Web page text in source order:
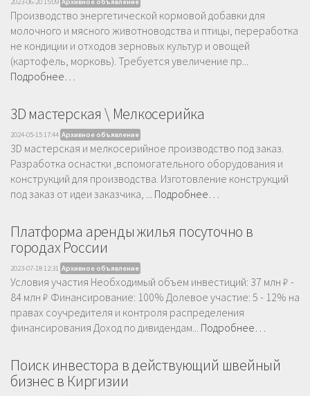
Производство энергетической кормовой добавки для
молочного и мясного животноводства и птицы, переработка
не кондиции и отходов зерновых культур и овощей
(картофель, морковь). Требуется увеличение пр...
Подробнее…
3D мастерская \ Мелкосерийка
2024-05-15 17:44 Архивное объявление
3D мастерская и мелкосерийное производство под заказ.
Разработка оснастки ,вспомогательного оборудования и
конструкций для производства. Изготовление конструкций
под заказ от идеи заказчика, ... Подробнее…
Платформа аренды жилья посуточно в
городах России
2023-07-18 12:31 Архивное объявление
Условия участия Необходимый объем инвестиций: 37 млн ₽ -
84 млн ₽ Финансирование: 100% Долевое участие: 5 - 12% на
правах соучредителя и контроля распределения
финансирования Доход по дивидендам... Подробнее…
Поиск инвестора в действующий швейный
бизнес в Киргизии